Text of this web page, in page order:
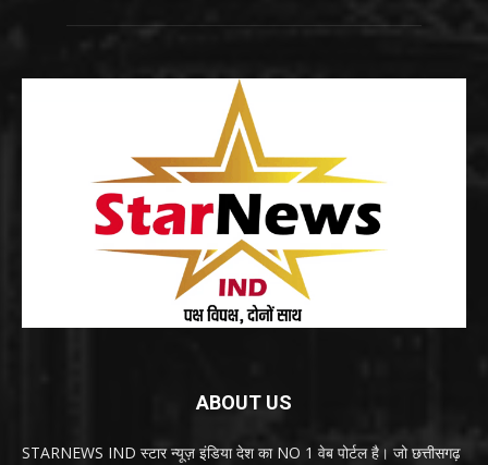
ABOUT US
STARNEWS IND स्टार न्यूज़ इंडिया देश का NO 1 वेब पोर्टल है। जो छत्तीसगढ़